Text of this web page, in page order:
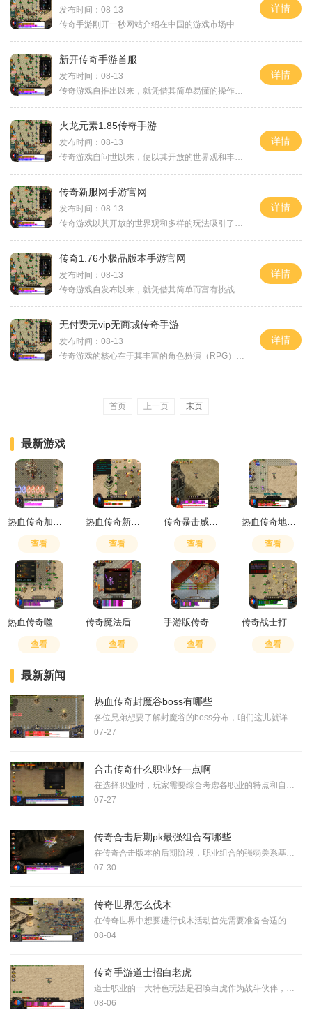
发布时间：08-13
传奇手游刚开一秒网站介绍在中国的游戏市场中，传奇游戏无疑是一颗璀璨的明珠。自从最初的热血传奇问世以来，传奇类游戏便迅速掳获了无数玩家的心。我们将重点介绍一个新兴的传奇手游平台——传奇手游刚开一秒网站。这个网站凭借其独特的玩法和丰富的游戏内容
详情
新开传奇手游首服
发布时间：08-13
传奇游戏自推出以来，就凭借其简单易懂的操作和丰富的玩法，成为了无数玩家心目中的经典。游戏以攻杀剑术、道士召僵尸等独特的技能系统为基础，结合丰富的地图设计和激烈的PK机制，使玩家能够在游戏中尽情体验战斗的快感。角色扮演与职业选择在新开传奇手游
详情
火龙元素1.85传奇手游
发布时间：08-13
传奇游戏自问世以来，便以其开放的世界观和丰富的游戏内容，吸引了众多玩家。作为一款火龙元素1.85传奇手游，游戏在保留经典元素的又融入了新鲜的玩法，让老玩家感受到怀旧的也能体验到新的乐趣。角色扮演的魅力在火龙元素中，玩家可以选择多种职业，包括
详情
传奇新服网手游官网
发布时间：08-13
传奇游戏以其开放的世界观和多样的玩法吸引了无数玩家。玩家可以选择不同的职业，如战士、法师、道士等，每个职业都有自己独特的技能和玩法。游戏的核心在于角色扮演，玩家通过完成任务、击败怪物和与其他玩家互动，逐渐提升自己的角色等级和装备，享受角色成
详情
传奇1.76小极品版本手游官网
发布时间：08-13
传奇游戏自发布以来，就凭借其简单而富有挑战性的游戏机制获得了众多玩家的青睐。游戏中，玩家可以选择不同的职业，如战士、法师和道士，各职业都有其独特的技能和特点。角色扮演的元素使得每位玩家都能在这个虚拟的世界中找到自己的位置，展现个性。角色扮演
详情
无付费无vip无商城传奇手游
发布时间：08-13
传奇游戏的核心在于其丰富的角色扮演（RPG）元素。玩家可以选择不同的职业，如战士、法师和道士，每个职业都有其独特的技能和玩法。无付费无VIP无商城的设计理念，使得所有玩家在同一起跑线上，无论是新手还是老玩家，都能够通过努力获取资源，体验到游
详情
首页 上一页 末页
最新游戏
热血传奇加防御的项链叫什么
查看
热血传奇新手任务怎么做的
查看
传奇暴击威力好还是主属性好
查看
热血传奇地下宫殿泡点
查看
热血传奇噬血术和灵魂火符哪个更实用
查看
传奇魔法盾抵抗多少伤害
查看
手游版传奇最强职业是什么
查看
传奇战士打战士怎么打
查看
最新新闻
热血传奇封魔谷boss有哪些
各位兄弟想要了解封魔谷的boss分布，咱们这儿就详细唠一唠。从入口区域到最深处，封魔谷里藏着不少大家伙，其中骷髅精灵、半兽统领和千年树妖算是地面的三大招牌。骷髅精灵每小
07-27
合击传奇什么职业好一点啊
在选择职业时，玩家需要综合考虑各职业的特点和自身游戏偏好。英雄合击传奇主要提供战士、法师、道士和刺客四种职业选择，每个职业都有独特的定位和优劣势。战士是近战输出职
07-27
传奇合击后期pk最强组合有哪些
在传奇合击版本的后期阶段，职业组合的强弱关系基本趋于稳定，其中被认为最具优势的组合当属战战组合这一搭配。战战组合由两个战士角色组成，在合击版本中属于无可争议的强势
07-30
传奇世界怎么伐木
在传奇世界中想要进行伐木活动首先需要准备合适的工具玩家必须前往武器店购买专门的伐木斧普通武器无法对树木造成有效砍伐。除了基础工具之外玩家还需要明确哪些区域适合伐木
08-04
传奇手游道士招白老虎
道士职业的一大特色玩法是召唤白虎作为战斗伙伴，许多玩家对这一机制表现出浓厚兴趣。要顺利招募白虎，需要了解特定的任务流程和角色成长路径。通常道士在达到一定等级后可以
08-06